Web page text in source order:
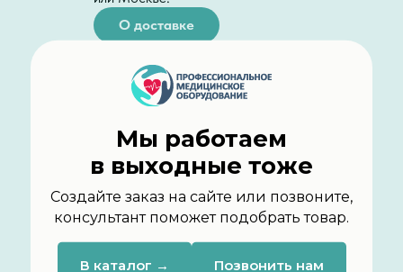
О доставке
Мы оказываем дополнительно услугу
доставки с подъёмом в квартиру.
Производится прямо на сайте.
Принимаем электронные
сертификаты и карты МИР,
Mastercard и Visa.
Об оплате
Мы работаем
в выходные тоже
Создайте заказ на сайте или позвоните,
консультант поможет подобрать товар.
В каталог → Позвонить нам